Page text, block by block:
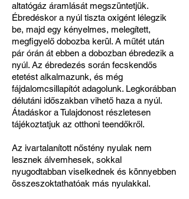
altatógáz áramlását megszüntetjük.
Ébredéskor a nyúl tiszta oxigént lélegzik
be, majd egy kényelmes, melegített,
megfigyelő dobozba kerül. A műtét után
pár órán át ebben a dobozban ébredezik a
nyúl. Az ébredezés során fecskendős
etetést alkalmazunk, és még
fájdalomcsillapítót adagolunk. Legkorábban
délutáni időszakban vihető haza a nyúl.
Átadáskor a Tulajdonost részletesen
tájékoztatjuk az otthoni teendőkről.
Az ivartalanított nőstény nyulak nem
lesznek álvemhesek, sokkal
nyugodtabban viselkednek és könnyebben
összeszoktathatóak más nyulakkal.